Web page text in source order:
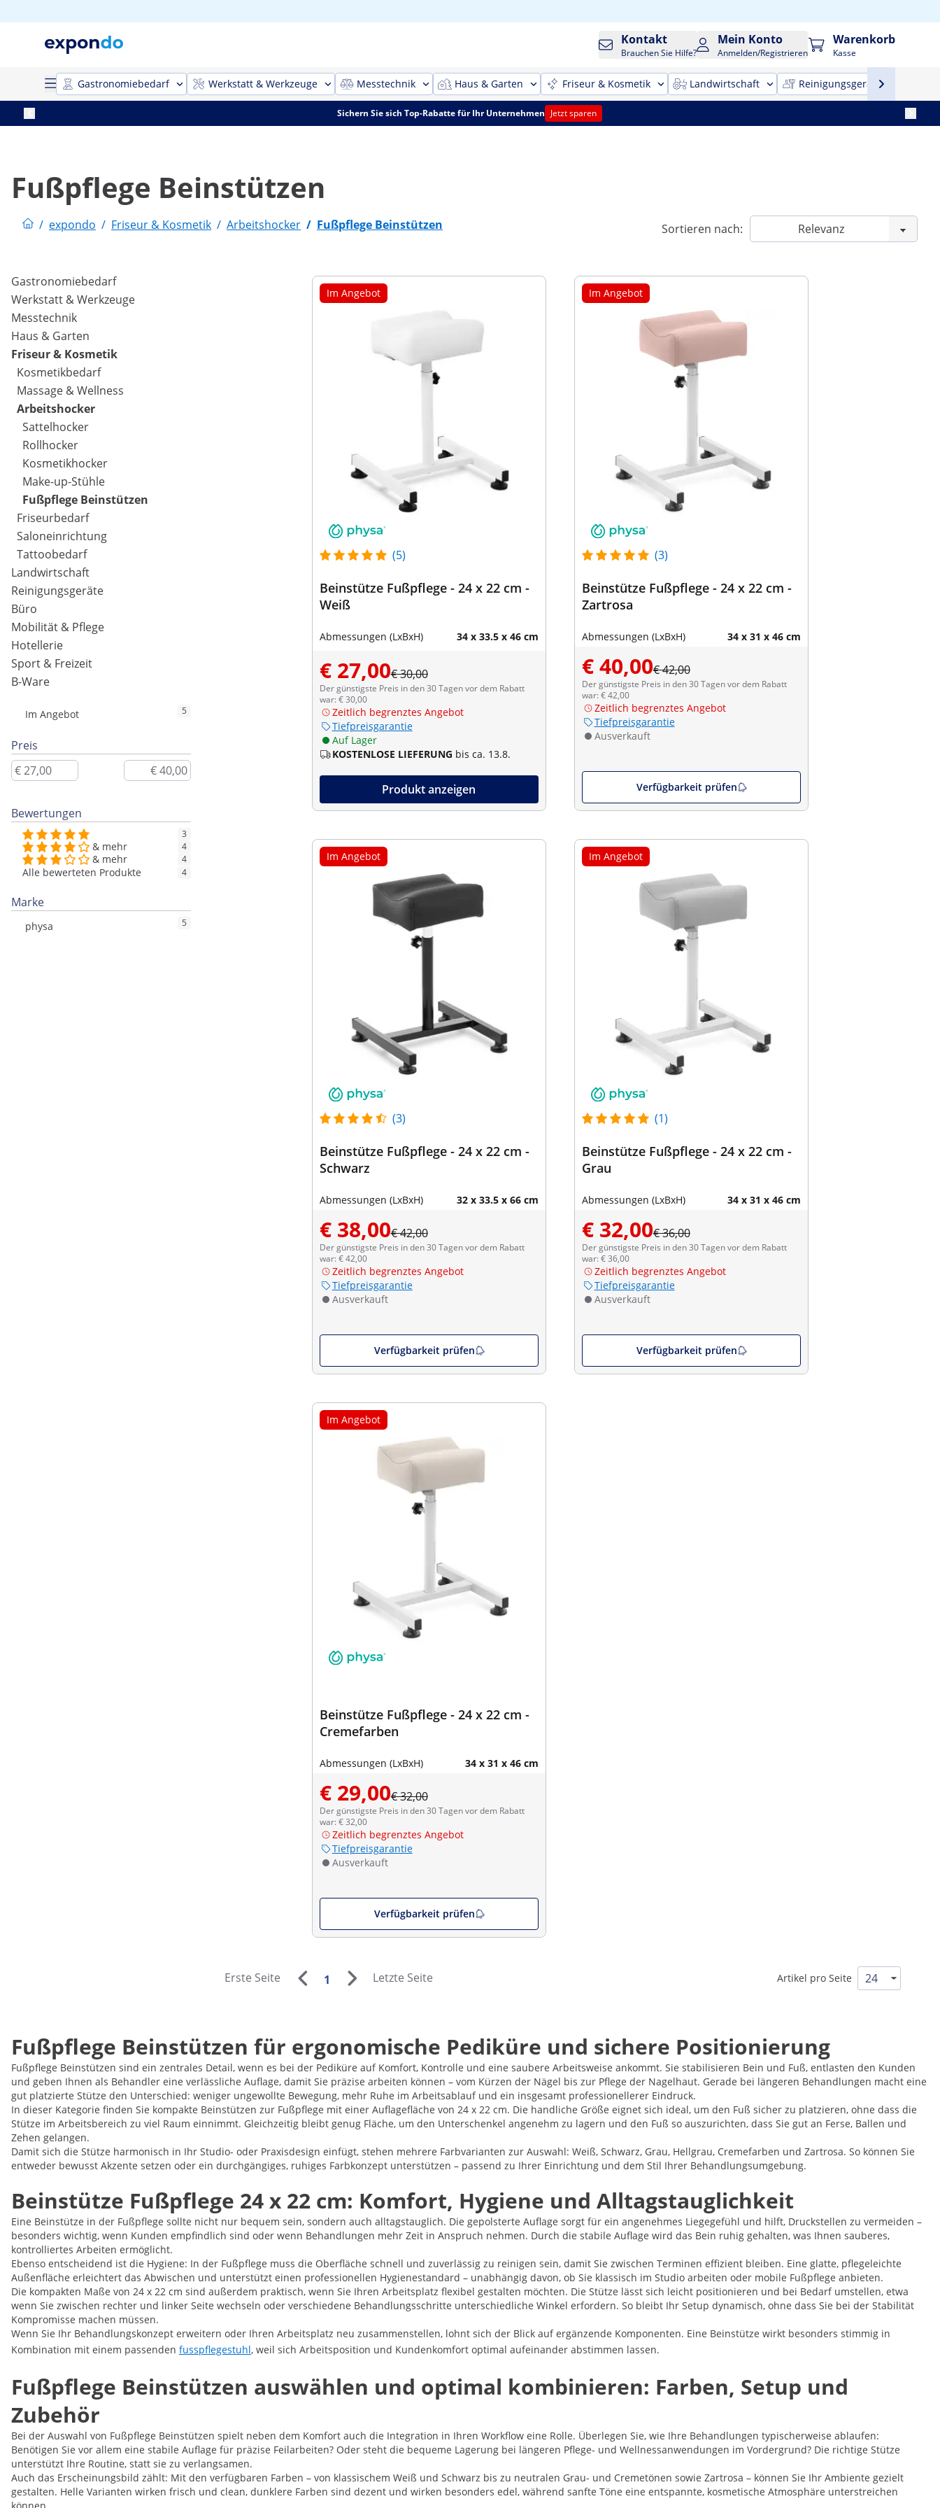
Kontakt
Brauchen Sie Hilfe?
Mein Konto
Anmelden/Registrieren
Warenkorb
Kasse
Gastronomiebedarf Werkstatt & Werkzeuge Messtechnik Haus & Garten Friseur & Kosmetik Landwirtschaft Reinigungsgeräte
Sichern Sie sich Top-Rabatte für Ihr Unternehmen Jetzt sparen
Fußpflege Beinstützen
/ expondo / Friseur & Kosmetik / Arbeitshocker / Fußpflege Beinstützen Sortieren nach:
Gastronomiebedarf
Werkstatt & Werkzeuge
Messtechnik
Haus & Garten
Friseur & Kosmetik
Kosmetikbedarf
Massage & Wellness
Arbeitshocker
Sattelhocker
Rollhocker
Kosmetikhocker
Make-up-Stühle
Fußpflege Beinstützen
Friseurbedarf
Saloneinrichtung
Tattoobedarf
Landwirtschaft
Reinigungsgeräte
Büro
Mobilität & Pflege
Hotellerie
Sport & Freizeit
B-Ware
Im Angebot 5
Preis
Bewertungen
3
& mehr 4
& mehr 4
Alle bewerteten Produkte 4
Marke
physa 5
Im Angebot
(5)
Beinstütze Fußpflege - 24 x 22 cm -
Weiß
Abmessungen (LxBxH) 34 x 33.5 x 46 cm
€ 27,00€ 30,00
Der günstigste Preis in den 30 Tagen vor dem Rabatt
war: € 30,00
Zeitlich begrenztes Angebot
Tiefpreisgarantie
Auf Lager
KOSTENLOSE LIEFERUNG bis ca. 13.8.
Produkt anzeigen
Im Angebot
(3)
Beinstütze Fußpflege - 24 x 22 cm -
Zartrosa
Abmessungen (LxBxH) 34 x 31 x 46 cm
€ 40,00€ 42,00
Der günstigste Preis in den 30 Tagen vor dem Rabatt
war: € 42,00
Zeitlich begrenztes Angebot
Tiefpreisgarantie
Ausverkauft
Verfügbarkeit prüfen
Im Angebot
(3)
Beinstütze Fußpflege - 24 x 22 cm -
Schwarz
Abmessungen (LxBxH) 32 x 33.5 x 66 cm
€ 38,00€ 42,00
Der günstigste Preis in den 30 Tagen vor dem Rabatt
war: € 42,00
Zeitlich begrenztes Angebot
Tiefpreisgarantie
Ausverkauft
Verfügbarkeit prüfen
Im Angebot
(1)
Beinstütze Fußpflege - 24 x 22 cm -
Grau
Abmessungen (LxBxH) 34 x 31 x 46 cm
€ 32,00€ 36,00
Der günstigste Preis in den 30 Tagen vor dem Rabatt
war: € 36,00
Zeitlich begrenztes Angebot
Tiefpreisgarantie
Ausverkauft
Verfügbarkeit prüfen
Im Angebot
Beinstütze Fußpflege - 24 x 22 cm -
Creme­far­ben
Abmessungen (LxBxH) 34 x 31 x 46 cm
€ 29,00€ 32,00
Der günstigste Preis in den 30 Tagen vor dem Rabatt
war: € 32,00
Zeitlich begrenztes Angebot
Tiefpreisgarantie
Ausverkauft
Verfügbarkeit prüfen
Erste Seite 1 Letzte Seite Artikel pro Seite
Fußpflege Beinstützen für ergonomische Pediküre und sichere Positionierung
Fußpflege Beinstützen sind ein zentrales Detail, wenn es bei der Pediküre auf Komfort, Kontrolle und eine saubere Arbeitsweise ankommt. Sie stabilisieren Bein und Fuß, entlasten den Kunden
und geben Ihnen als Behandler eine verlässliche Auflage, damit Sie präzise arbeiten können – vom Kürzen der Nägel bis zur Pflege der Nagelhaut. Gerade bei längeren Behandlungen macht eine
gut platzierte Stütze den Unterschied: weniger ungewollte Bewegung, mehr Ruhe im Arbeitsablauf und ein insgesamt professionellerer Eindruck.
In dieser Kategorie finden Sie kompakte Beinstützen zur Fußpflege mit einer Auflagefläche von 24 x 22 cm. Die handliche Größe eignet sich ideal, um den Fuß sicher zu platzieren, ohne dass die
Stütze im Arbeitsbereich zu viel Raum einnimmt. Gleichzeitig bleibt genug Fläche, um den Unterschenkel angenehm zu lagern und den Fuß so auszurichten, dass Sie gut an Ferse, Ballen und
Zehen gelangen.
Damit sich die Stütze harmonisch in Ihr Studio- oder Praxisdesign einfügt, stehen mehrere Farbvarianten zur Auswahl: Weiß, Schwarz, Grau, Hellgrau, Cremefarben und Zartrosa. So können Sie
entweder bewusst Akzente setzen oder ein durchgängiges, ruhiges Farbkonzept unterstützen – passend zu Ihrer Einrichtung und dem Stil Ihrer Behandlungsumgebung.
Beinstütze Fußpflege 24 x 22 cm: Komfort, Hygiene und Alltagstauglichkeit
Eine Beinstütze in der Fußpflege sollte nicht nur bequem sein, sondern auch alltagstauglich. Die gepolsterte Auflage sorgt für ein angenehmes Liegegefühl und hilft, Druckstellen zu vermeiden –
besonders wichtig, wenn Kunden empfindlich sind oder wenn Behandlungen mehr Zeit in Anspruch nehmen. Durch die stabile Auflage wird das Bein ruhig gehalten, was Ihnen sauberes,
kontrolliertes Arbeiten ermöglicht.
Ebenso entscheidend ist die Hygiene: In der Fußpflege muss die Oberfläche schnell und zuverlässig zu reinigen sein, damit Sie zwischen Terminen effizient bleiben. Eine glatte, pflegeleichte
Außenfläche erleichtert das Abwischen und unterstützt einen professionellen Hygienestandard – unabhängig davon, ob Sie klassisch im Studio arbeiten oder mobile Fußpflege anbieten.
Die kompakten Maße von 24 x 22 cm sind außerdem praktisch, wenn Sie Ihren Arbeitsplatz flexibel gestalten möchten. Die Stütze lässt sich leicht positionieren und bei Bedarf umstellen, etwa
wenn Sie zwischen rechter und linker Seite wechseln oder verschiedene Behandlungsschritte unterschiedliche Winkel erfordern. So bleibt Ihr Setup dynamisch, ohne dass Sie bei der Stabilität
Kompromisse machen müssen.
Wenn Sie Ihr Behandlungskonzept erweitern oder Ihren Arbeitsplatz neu zusammenstellen, lohnt sich der Blick auf ergänzende Komponenten. Eine Beinstütze wirkt besonders stimmig in
Kombination mit einem passenden fusspflegestuhl, weil sich Arbeitsposition und Kundenkomfort optimal aufeinander abstimmen lassen.
Fußpflege Beinstützen auswählen und optimal kombinieren: Farben, Setup und
Zubehör
Bei der Auswahl von Fußpflege Beinstützen spielt neben dem Komfort auch die Integration in Ihren Workflow eine Rolle. Überlegen Sie, wie Ihre Behandlungen typischerweise ablaufen:
Benötigen Sie vor allem eine stabile Auflage für präzise Feilarbeiten? Oder steht die bequeme Lagerung bei längeren Pflege- und Wellnessanwendungen im Vordergrund? Die richtige Stütze
unterstützt Ihre Routine, statt sie zu verlangsamen.
Auch das Erscheinungsbild zählt: Mit den verfügbaren Farben – von klassischem Weiß und Schwarz bis zu neutralen Grau- und Cremetönen sowie Zartrosa – können Sie Ihr Ambiente gezielt
gestalten. Helle Varianten wirken frisch und clean, dunklere Farben sind dezent und wirken besonders edel, während sanfte Töne eine entspannte, kosmetische Atmosphäre unterstreichen